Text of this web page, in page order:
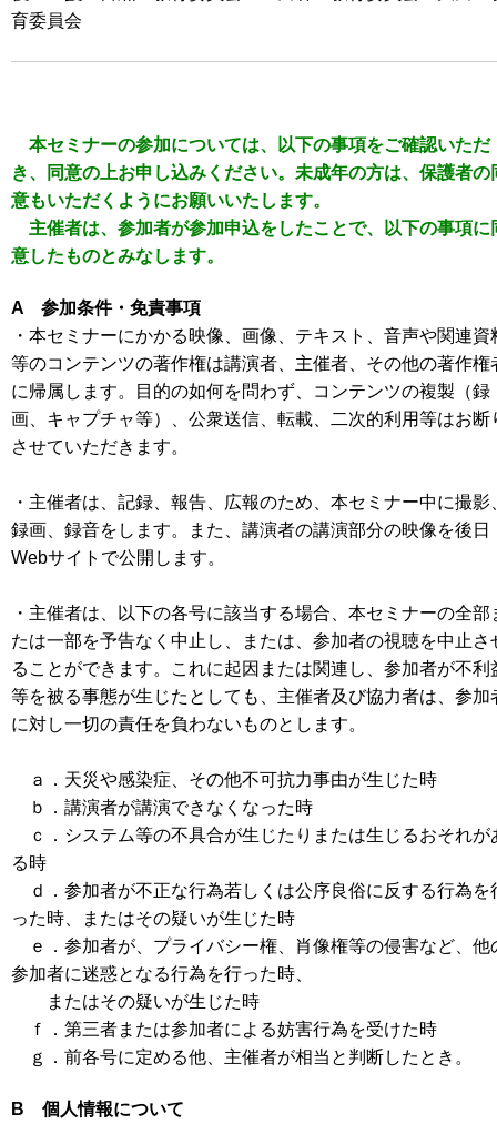
育委員会
本セミナーの参加については、以下の事項をご確認いただ
き、同意の上お申し込みください。未成年の方は、保護者の
意もいただくようにお願いいたします。
主催者は、参加者が参加申込をしたことで、以下の事項に
意したものとみなします。
A 参加条件・免責事項
・本セミナーにかかる映像、画像、テキスト、音声や関連資
等のコンテンツの著作権は講演者、主催者、その他の著作権
に帰属します。目的の如何を問わず、コンテンツの複製（録
画、キャプチャ等）、公衆送信、転載、二次的利用等はお断
させていただきます。
・主催者は、記録、報告、広報のため、本セミナー中に撮影
録画、録音をします。また、講演者の講演部分の映像を後日
Webサイトで公開します。
・主催者は、以下の各号に該当する場合、本セミナーの全部
たは一部を予告なく中止し、または、参加者の視聴を中止さ
ることができます。これに起因または関連し、参加者が不利
等を被る事態が生じたとしても、主催者及び協力者は、参加
に対し一切の責任を負わないものとします。
ａ．天災や感染症、その他不可抗力事由が生じた時
ｂ．講演者が講演できなくなった時
ｃ．システム等の不具合が生じたりまたは生じるおそれが
る時
ｄ．参加者が不正な行為若しくは公序良俗に反する行為を
った時、またはその疑いが生じた時
ｅ．参加者が、プライバシー権、肖像権等の侵害など、他
参加者に迷惑となる行為を行った時、
またはその疑いが生じた時
ｆ．第三者または参加者による妨害行為を受けた時
ｇ．前各号に定める他、主催者が相当と判断したとき。
B 個人情報について